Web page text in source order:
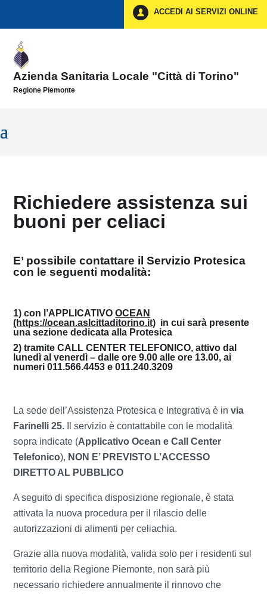
ACCEDI AI SERVIZI ONLINE
Azienda Sanitaria Locale "Città di Torino"
Regione Piemonte
Richiedere assistenza sui
buoni per celiaci
E’ possibilecontattare il Servizio Protesica
con le seguenti modalità:
1) con l’APPLICATIVOOCEAN
(https://ocean.aslcittaditorino.it) in cui sarà presente
una sezione dedicata alla Protesica
2) tramiteCALL CENTER TELEFONICO,attivo dal
lunedì al venerdì – dalle ore 9.00 alle ore 13.00, ai
numeri011.566.4453 e011.240.3209
La sede dell’Assistenza Protesica e Integrativa è invia
Farinelli 25.
Il servizio è contattabile con le modalità
sopra indicate (Applicativo Ocean e Call Center
Telefonico), NON E’ PREVISTO L’ACCESSO
DIRETTO AL PUBBLICO
A seguito di specifica disposizione regionale, è stata
attivata la nuova procedura per il rilascio delle
autorizzazioni di alimenti per celiachia.
Grazie alla nuova modalità, valida solo per i residenti sul
territorio della Regione Piemonte, non sarà più
necessario richiedere annualmente il rinnovo che